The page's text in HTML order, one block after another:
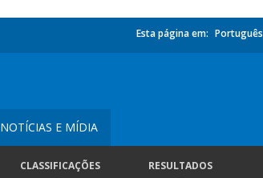
Esta página em: Português
NOTÍCIAS E MÍDIA
CLASSIFICAÇÕES RESULTADOS